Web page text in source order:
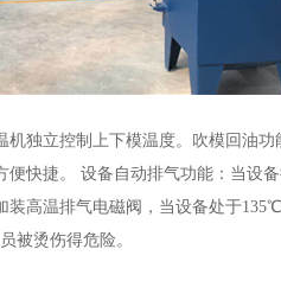
独立控制上下模温度。吹模回油功
快捷。 设备自动排气功能：当设
高温排气电磁阀，当设备处于
被烫伤得危险。